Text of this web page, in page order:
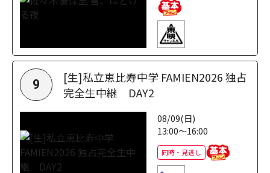
9
[生]私立恵比寿中学 FAMIEN2026 独占
完全生中継 DAY2
08/09(日)
13:00～16:00
同時・見逃し